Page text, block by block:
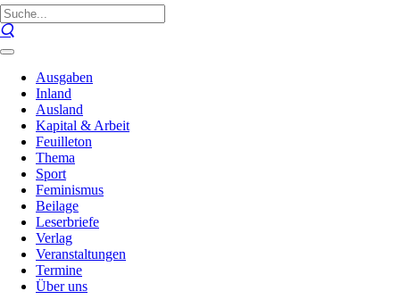
Ausgaben
Inland
Ausland
Kapital & Arbeit
Feuilleton
Thema
Sport
Feminismus
Beilage
Leserbriefe
Verlag
Veranstaltungen
Termine
Über uns